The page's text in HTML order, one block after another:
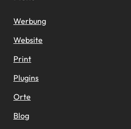
Werbung
Website
Print
Plugins
Orte
Blog